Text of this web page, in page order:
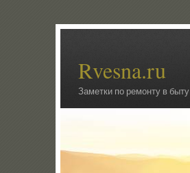
Rvesna.ru
Заметки по ремонту в быту